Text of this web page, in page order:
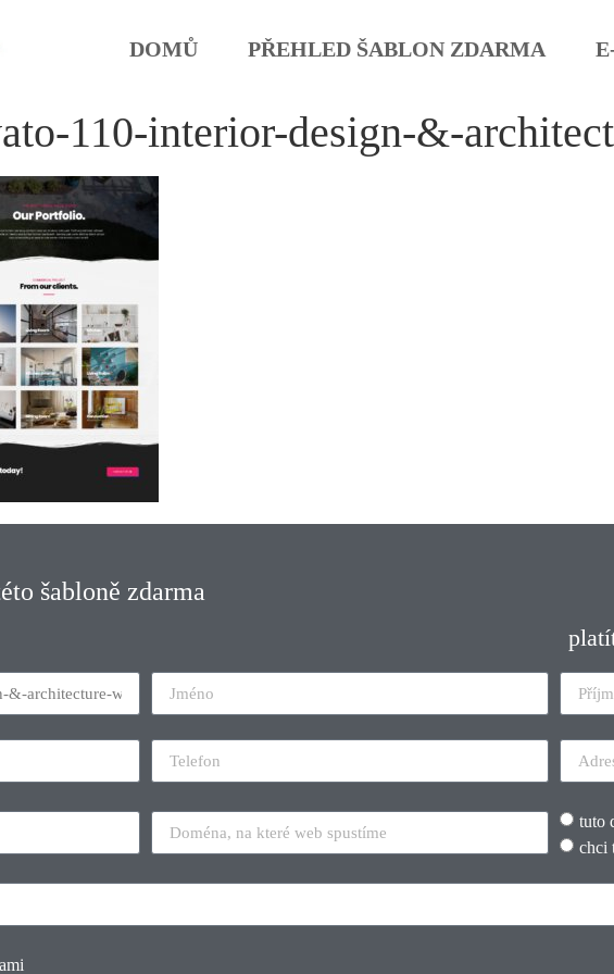
DOMŮ PŘEHLED ŠABLON ZDARMA
110-interior-design-&-
šabloně zdarma
tuto
chci